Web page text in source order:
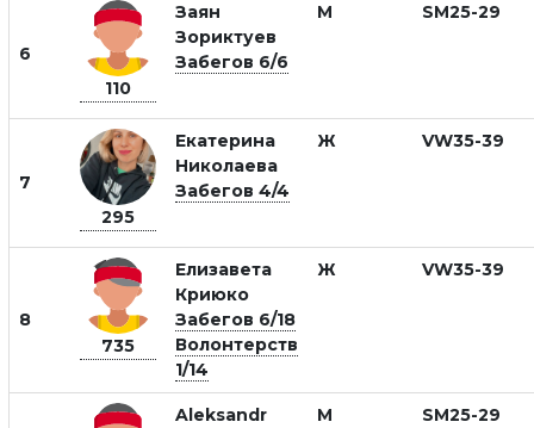
6
110
Заян
Зориктуев
Забегов 6/6
М SM25-29
7
295
Екатерина
Николаева
Забегов 4/4
Ж VW35-39
8
735
Елизавета
Криюко
Забегов 6/18
Волонтерств
1/14
Ж VW35-39
Aleksandr
М SM25-29